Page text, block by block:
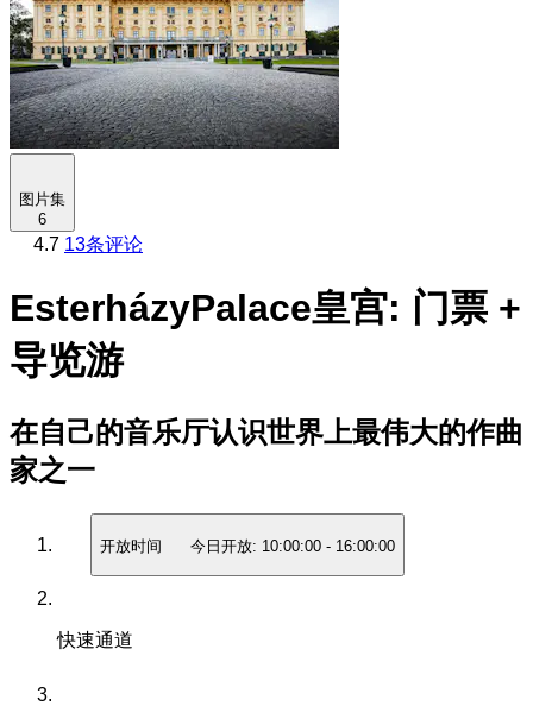
图片集
6
4.7 13条评论
EsterházyPalace皇宫: 门票 +
导览游
在自己的音乐厅认识世界上最伟大的作曲
家之一
开放时间 今日开放: 10:00:00 - 16:00:00
快速通道